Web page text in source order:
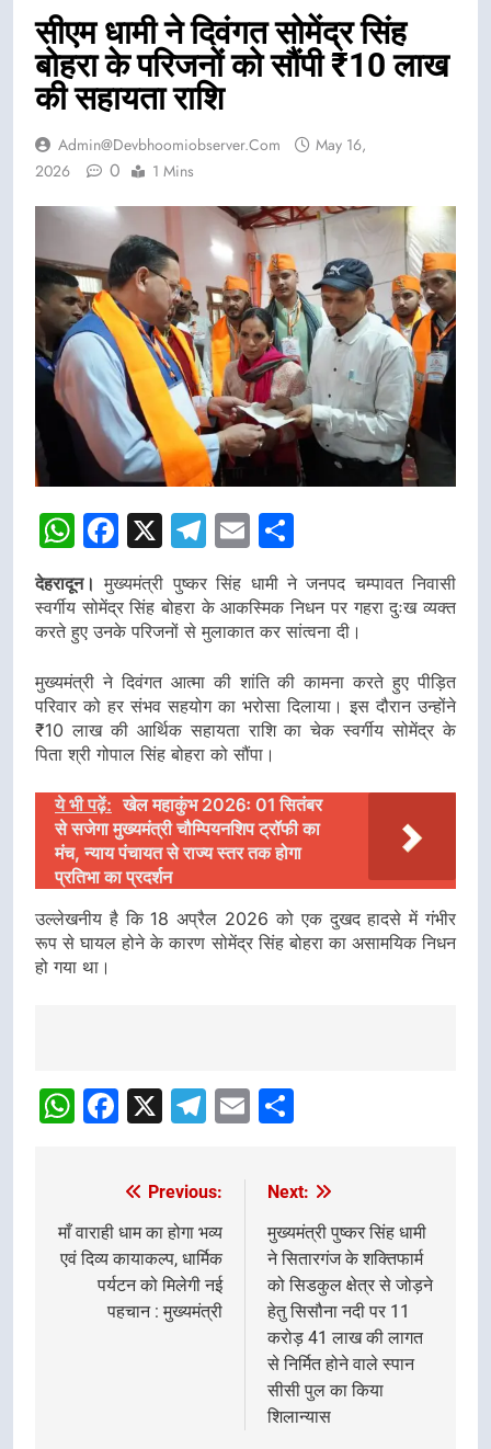
सीएम धामी ने दिवंगत सोमेंद्र सिंह
बोहरा के परिजनों को सौंपी ₹10 लाख
की सहायता राशि
Admin@devbhoomiobserver.com
May 16,
2026
0 1 Mins
WhatsApp
Facebook
X Telegram
Email
देहरादून। मुख्यमंत्री पुष्कर सिंह धामी ने जनपद चम्पावत निवासी
स्वर्गीय सोमेंद्र सिंह बोहरा के आकस्मिक निधन पर गहरा दुःख व्यक्त
करते हुए उनके परिजनों से मुलाकात कर सांत्वना दी।
मुख्यमंत्री ने दिवंगत आत्मा की शांति की कामना करते हुए पीड़ित
परिवार को हर संभव सहयोग का भरोसा दिलाया। इस दौरान उन्होंने
₹10 लाख की आर्थिक सहायता राशि का चेक स्वर्गीय सोमेंद्र के
पिता श्री गोपाल सिंह बोहरा को सौंपा।
ये भी पढ़ें: खेल महाकुंभ 2026ः 01 सितंबर
से सजेगा मुख्यमंत्री चौम्पियनशिप ट्रॉफी का
मंच, न्याय पंचायत से राज्य स्तर तक होगा
प्रतिभा का प्रदर्शन
उल्लेखनीय है कि 18 अप्रैल 2026 को एक दुखद हादसे में गंभीर
रूप से घायल होने के कारण सोमेंद्र सिंह बोहरा का असामयिक निधन
हो गया था।
navigation
WhatsApp
Facebook
X Telegram
Email
navigation
Previous:
माँ वाराही धाम का होगा भव्य
एवं दिव्य कायाकल्प, धार्मिक
पर्यटन को मिलेगी नई
पहचान : मुख्यमंत्री
Next:
मुख्यमंत्री पुष्कर सिंह धामी
ने सितारगंज के शक्तिफार्म
को सिडकुल क्षेत्र से जोड़ने
हेतु सिसौना नदी पर 11
करोड़ 41 लाख की लागत
से निर्मित होने वाले स्पान
सीसी पुल का किया
शिलान्यास